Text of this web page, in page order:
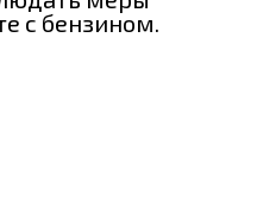
с бензином.